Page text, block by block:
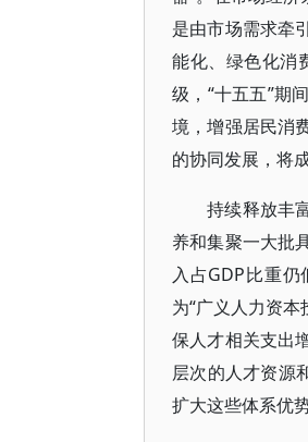
是由市场需求牵
能化、绿色化消
级，“十五五”期
境，增强居民消
的协同发展，将
持续释放丰
养和集聚一大批
入占GDP比重
为“广义人力资
保人才相关支出
层次的人才资源
扩大这些体系优